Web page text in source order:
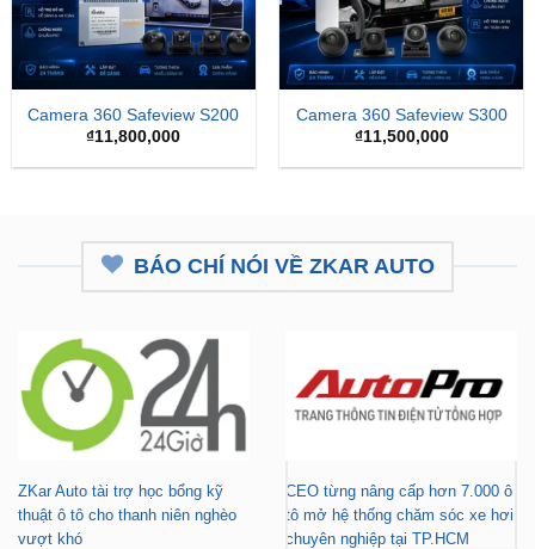
Camera 360 Safeview S200
₫11,800,000
Camera 360 Safeview S300
₫11,500,000
BÁO CHÍ NÓI VỀ ZKAR AUTO
ZKar Auto tài trợ học bổng kỹ
thuật ô tô cho thanh niên nghèo
vượt khó
CEO từng nâng cấp hơn 7.000 ô
tô mở hệ thống chăm sóc xe hơi
chuyên nghiệp tại TP.HCM